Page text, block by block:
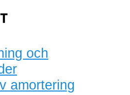
och
amortering